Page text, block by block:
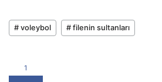
# voleybol # filenin sultanları